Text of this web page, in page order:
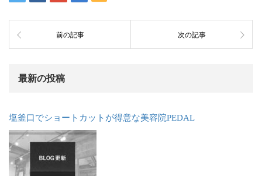
前の記事 次の記事
最新の投稿
塩釜口でショートカットが得意な美容院PEDAL